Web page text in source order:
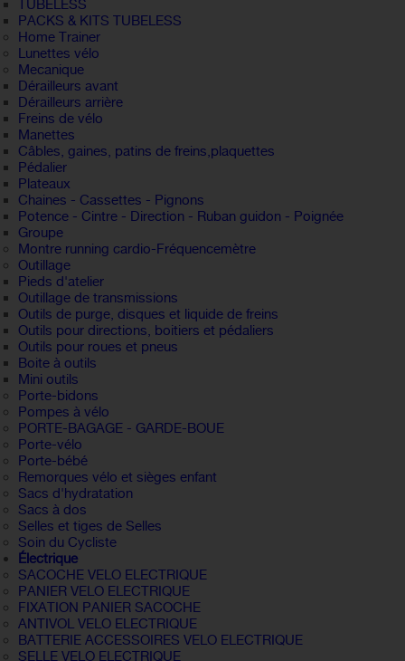
TUBELESS
PACKS & KITS TUBELESS
Home Trainer
Lunettes vélo
Mecanique
Dérailleurs avant
Dérailleurs arrière
Freins de vélo
Manettes
Câbles, gaines, patins de freins,plaquettes
Pédalier
Plateaux
Chaines - Cassettes - Pignons
Potence - Cintre - Direction - Ruban guidon - Poignée
Groupe
Montre running cardio-Fréquencemètre
Outillage
Pieds d'atelier
Outillage de transmissions
Outils de purge, disques et liquide de freins
Outils pour directions, boitiers et pédaliers
Outils pour roues et pneus
Boite à outils
Mini outils
Porte-bidons
Pompes à vélo
PORTE-BAGAGE - GARDE-BOUE
Porte-vélo
Porte-bébé
Remorques vélo et sièges enfant
Sacs d'hydratation
Sacs à dos
Selles et tiges de Selles
Soin du Cycliste
Électrique
SACOCHE VELO ELECTRIQUE
PANIER VELO ELECTRIQUE
FIXATION PANIER SACOCHE
ANTIVOL VELO ELECTRIQUE
BATTERIE ACCESSOIRES VELO ELECTRIQUE
SELLE VELO ELECTRIQUE